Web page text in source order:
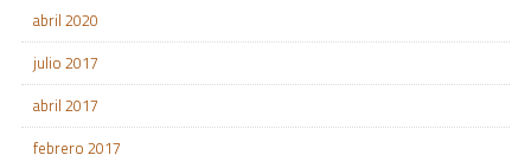
abril 2020
julio 2017
abril 2017
febrero 2017